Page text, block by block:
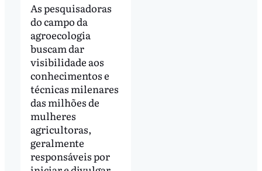
As pesquisadoras
do campo da
agroecologia
buscam dar
visibilidade aos
conhecimentos e
técnicas milenares
das milhões de
mulheres
agricultoras,
geralmente
responsáveis por